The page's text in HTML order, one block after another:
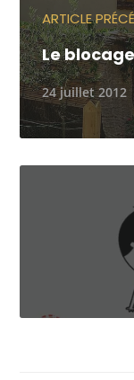
ARTICLE
Le
24 juillet 2012